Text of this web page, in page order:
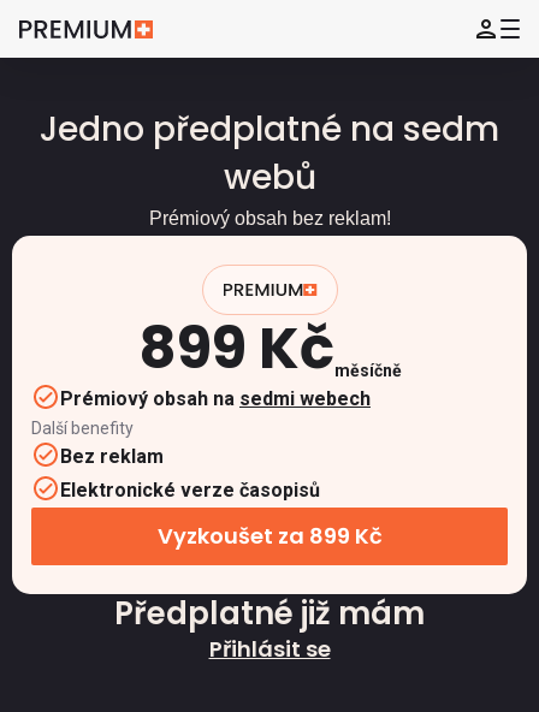
Jedno předplatné na sedm
webů
Prémiový obsah bez reklam!
899 Kčměsíčně
Prémiový obsah na sedmi webech
Další benefity
Bez reklam
Elektronické verze časopisů
Vyzkoušet za 899 Kč
Předplatné již mám
Přihlásit se